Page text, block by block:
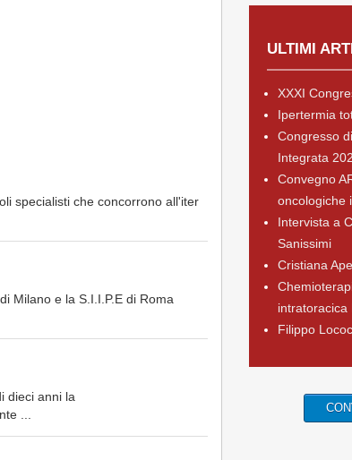
specialisti che concorrono all'iter
Milano e la S.I.I.P.E di Roma
dieci anni la
...
ULTIMI
XXXI
Ipertermia
Congresso
Integrata
Convegno
oncologiche
Intervista a
Sanissimi
Cristiana
intratoracica
Filippo